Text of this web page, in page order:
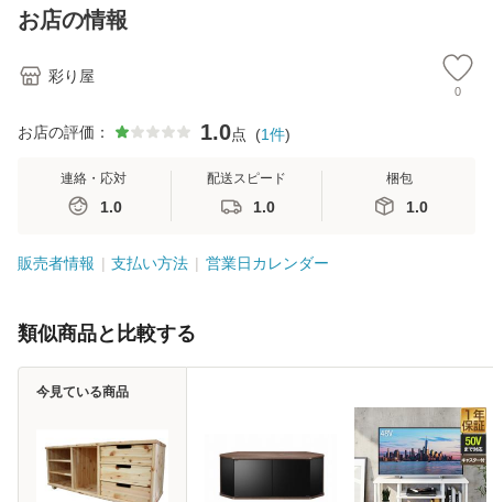
お店の情報
彩り屋
0
お店の評価： 1.0点 (1件)
連絡・応対
1.0
配送スピード
1.0
梱包
1.0
販売者情報 支払い方法 営業日カレンダー
類似商品と比較する
今見ている商品